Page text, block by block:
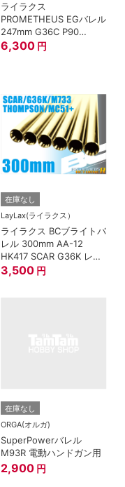
ライラクス
PROMETHEUS EGバレル
247mm G36C P90
CAR15 SIG552
6,300 円
在庫なし
LayLax(ライラクス）
ライラクス BCブライトバ
レル 300mm AA-12
HK417 SCAR G36K レシ
ー MC51+用
3,500 円
在庫なし
ORGA(オルガ)
SuperPowerバレル
M93R 電動ハンドガン用
2,900 円